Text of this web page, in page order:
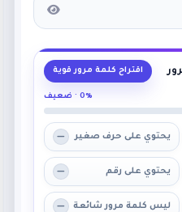
اقتراح كلمة مرور قوية
0% · ضعيف
يحتوي على حرف صغير
يحتوي على رقم
ليس كلمة مرور شائعة